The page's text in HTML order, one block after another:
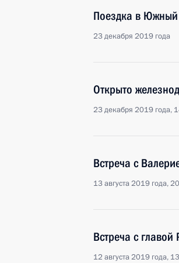
Поездка в Южный
23 декабря 2019 года
Открыто
23 декабря 2019 года,
Встреча с
13 августа 2019 года,
Встреча с
12 августа 2019 года,